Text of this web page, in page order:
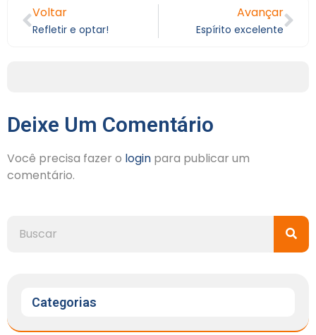
Voltar
Refletir e optar!
Avançar
Espírito excelente
Deixe Um Comentário
Você precisa fazer o login para publicar um
comentário.
Categorias